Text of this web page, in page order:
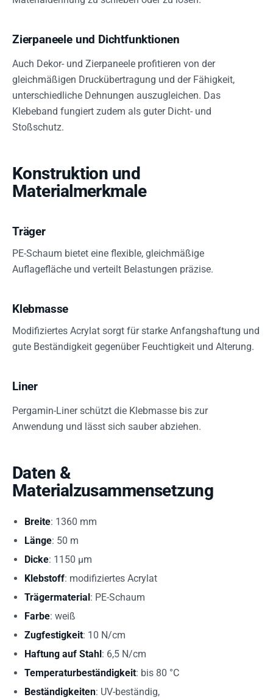
Zierpaneele und Dichtfunktionen
Auch Dekor- und Zierpaneele profitieren von der
gleichmäßigen Druckübertragung und der Fähigkeit,
unterschiedliche Dehnungen auszugleichen. Das
Klebeband fungiert zudem als guter Dicht- und
Stoßschutz.
Konstruktion und
Materialmerkmale
Träger
PE-Schaum bietet eine flexible, gleichmäßige
Auflagefläche und verteilt Belastungen präzise.
Klebmasse
Modifiziertes Acrylat sorgt für starke Anfangshaftung und
gute Beständigkeit gegenüber Feuchtigkeit und Alterung.
Liner
Pergamin-Liner schützt die Klebmasse bis zur
Anwendung und lässt sich sauber abziehen.
Daten &
Materialzusammensetzung
Breite: 1360 mm
Länge: 50 m
Dicke: 1150 µm
Klebstoff: modifiziertes Acrylat
Trägermaterial: PE-Schaum
Farbe: weiß
Zugfestigkeit: 10 N/cm
Haftung auf Stahl: 6,5 N/cm
Temperaturbeständigkeit: bis 80 °C
Beständigkeiten: UV-beständig,